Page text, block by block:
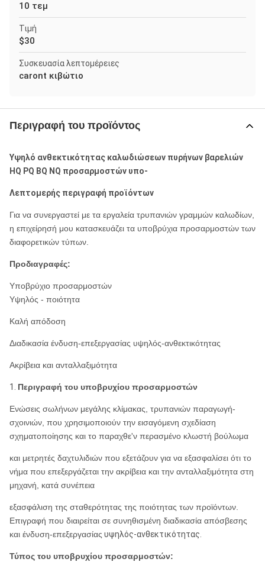
10 τεμ
Τιμή
$30
Συσκευασία λεπτομέρειες
caront κιβώτιο
Περιγραφή του προϊόντος
Υψηλό ανθεκτικότητας καλωδιώσεων πυρήνων βαρελιών
HQ PQ BQ NQ προσαρμοστών υπο-
Λεπτομερής περιγραφή προϊόντων
Για να συνεργαστεί με τα εργαλεία τρυπανιών γραμμών καλωδίων,
η επιχείρησή μου κατασκευάζει τα υποβρύχια προσαρμοστών των
διαφορετικών τύπων.
Προδιαγραφές:
Υποβρύχιο προσαρμοστών
Υψηλός - ποιότητα
Καλή απόδοση
Διαδικασία ένδυση-επεξεργασίας υψηλός-ανθεκτικότητας
Ακρίβεια και ανταλλαξιμότητα
1. Περιγραφή του υποβρυχίου προσαρμοστών
Ενώσεις σωλήνων μεγάλης κλίμακας, τρυπανιών παραγωγή-
σχοινιών, που χρησιμοποιούν την εισαγόμενη σχεδίαση
σχηματοποίησης και το παραχθε'ν περασμένο κλωστή βούλωμα
και μετρητές δαχτυλιδιών που εξετάζουν για να εξασφαλίσει ότι το
νήμα που επεξεργάζεται την ακρίβεια και την ανταλλαξιμότητα στη
μηχανή, κατά συνέπεια
εξασφάλιση της σταθερότητας της ποιότητας των προϊόντων.
Επιγραφή που διαιρείται σε συνηθισμένη διαδικασία απόσβεσης
και ένδυση-επεξεργασίας υψηλός-ανθεκτικότητας.
Τύπος του υποβρυχίου προσαρμοστών: